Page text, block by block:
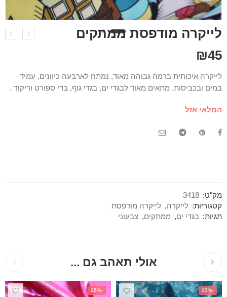
לייקרה מודפסת ממתקים
₪45
לייקרה איכותית ברמה גבוהה מאוד, נמתח לארבעה כיוונים, עמיד
במים ובכביסות. מתאים מאוד לבגדי ים, בגדי גוף, בדי ספורט וריקוד .
המלאי אזל
מק"ט: 3418
קטגוריות: לייקרה, לייקרה מודפסת
תגיות: בגדי ים, ממתקים, צבעוני
אולי תאהב גם ...
-25%
-25%